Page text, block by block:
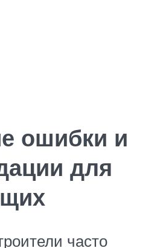
ошибки и
для
часто